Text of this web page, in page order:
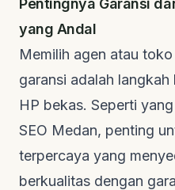
yang Andal
Memilih agen atau
garansi adalah
HP bekas. Seperti
SEO Medan, penting
terpercaya yang
berkualitas dengan